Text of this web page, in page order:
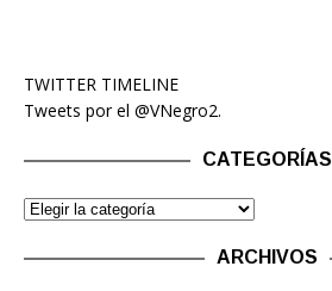
TWITTER TIMELINE
Tweets por el @VNegro2.
CATEGORÍAS
ARCHIVOS